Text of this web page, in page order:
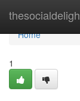
Home
Home
1